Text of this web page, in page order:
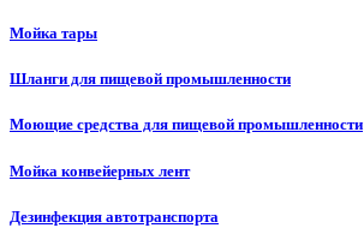
Мойка тары
Шланги для пищевой промышленности
Моющие средства для пищевой промышленности
Мойка конвейерных лент
Дезинфекция автотранспорта